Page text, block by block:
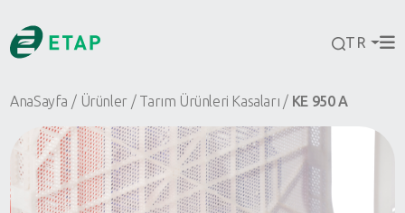
TR
AnaSayfa Ürünler Tarım Ürünleri Kasaları KE 950 A